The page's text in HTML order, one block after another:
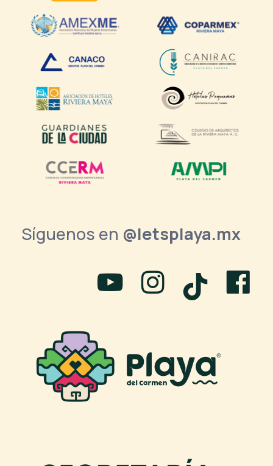
Síguenos en @letsplaya.mx